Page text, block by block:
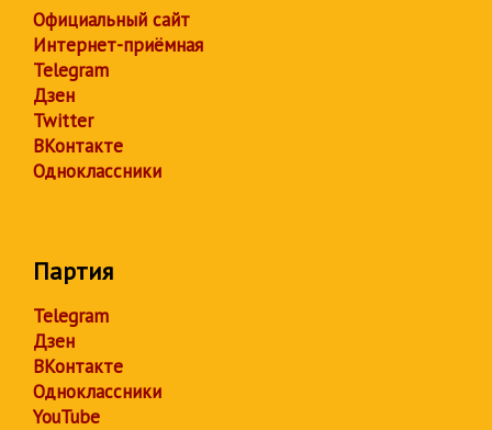
Официальный сайт
Интернет-приёмная
Telegram
Дзен
Twitter
ВКонтакте
Одноклассники
Партия
Telegram
Дзен
ВКонтакте
Одноклассники
YouTube